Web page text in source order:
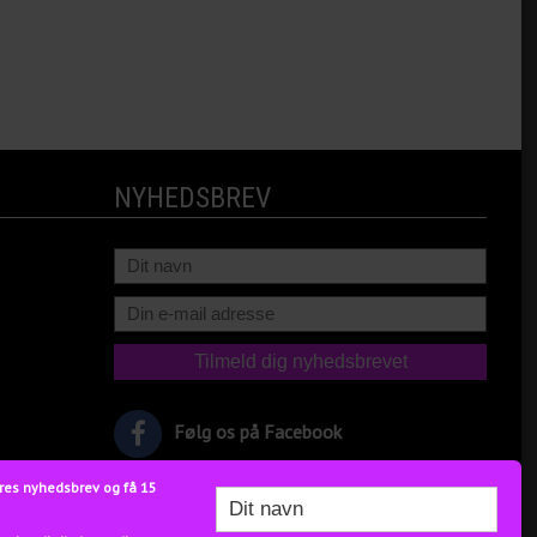
NYHEDSBREV
Følg os på Facebook
nyhedsbrev og få 15